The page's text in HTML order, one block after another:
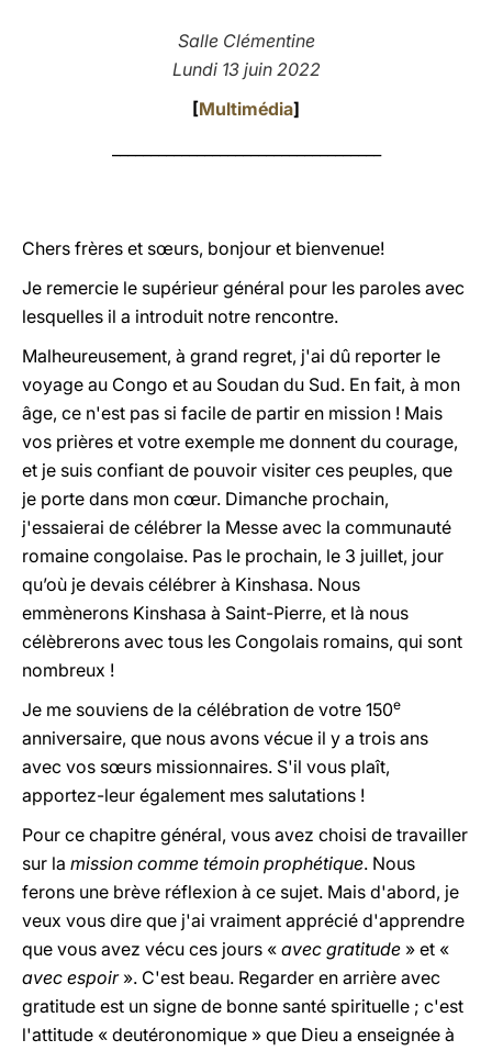
Salle Clémentine
Lundi 13 juin 2022
[Multimédia]
Chers frères et sœurs, bonjour et bienvenue!
Je remercie le supérieur général pour les paroles avec
lesquelles il a introduit notre rencontre.
Malheureusement, à grand regret, j'ai dû reporter le
voyage au Congo et au Soudan du Sud. En fait, à mon
âge, ce n'est pas si facile de partir en mission ! Mais
vos prières et votre exemple me donnent du courage,
et je suis confiant de pouvoir visiter ces peuples, que
je porte dans mon cœur. Dimanche prochain,
j'essaierai de célébrer la Messe avec la communauté
romaine congolaise. Pas le prochain, le 3 juillet, jour
qu’où je devais célébrer à Kinshasa. Nous
emmènerons Kinshasa à Saint-Pierre, et là nous
célèbrerons avec tous les Congolais romains, qui sont
nombreux !
Je me souviens de la célébration de votre 150e
anniversaire, que nous avons vécue il y a trois ans
avec vos sœurs missionnaires. S'il vous plaît,
apportez-leur également mes salutations !
Pour ce chapitre général, vous avez choisi de travailler
sur la mission comme témoin prophétique. Nous
ferons une brève réflexion à ce sujet. Mais d'abord, je
veux vous dire que j'ai vraiment apprécié d'apprendre
que vous avez vécu ces jours « avec gratitude » et «
avec espoir». C'est beau. Regarder en arrière avec
gratitude est un signe de bonne santé spirituelle ; c'est
l'attitude « deutéronomique » que Dieu a enseignée à